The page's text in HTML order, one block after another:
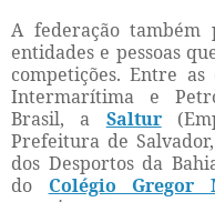
A federação também
entidades e pessoas
competições. Entre
Intermarítima e
Brasil, a Saltur
Prefeitura de
dos Desportos da
do Colégio Gregor